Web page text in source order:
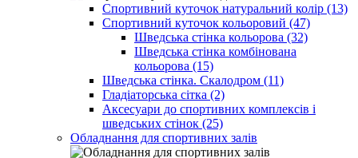
Спортивний куточок натуральний колір (13)
Спортивний куточок кольоровий (47)
Шведська стінка кольорова (32)
Шведська стінка комбінована
кольорова (15)
Шведська стінка. Скалодром (11)
Гладіаторська сітка (2)
Аксесуари до спортивних комплексів і
шведських стінок (25)
Обладнання для спортивних залів